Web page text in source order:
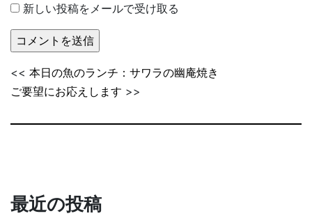
新しい投稿をメールで受け取る
<< 本日の魚のランチ：サワラの幽庵焼き
ご要望にお応えします >>
最近の投稿